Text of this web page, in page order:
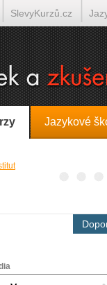
Jazykové
SlevyKurzů.cz
Tlumočení-